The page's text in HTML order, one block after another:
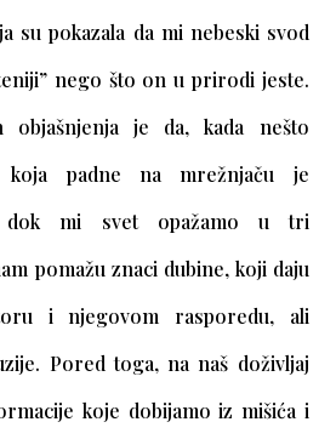
su pokazala da mi nebeski svod
nego što on u prirodi jeste.
objašnjenja je da, kada nešto
koja padne na mrežnjaču je
dok mi svet opažamo u tri
pomažu znaci dubine, koji daju
i njegovom rasporedu, ali
Pored toga, na naš doživljaj
koje dobijamo iz mišića i